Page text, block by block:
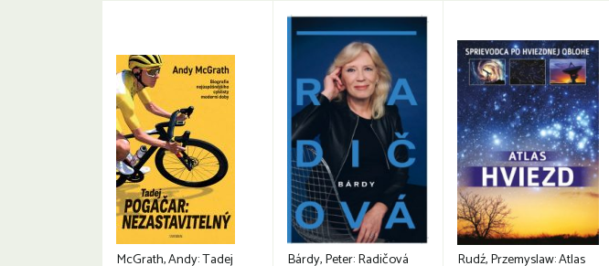
McGrath, Andy: Tadej Bárdy, Peter: Radičová Rudź, Przemyslaw: Atlas